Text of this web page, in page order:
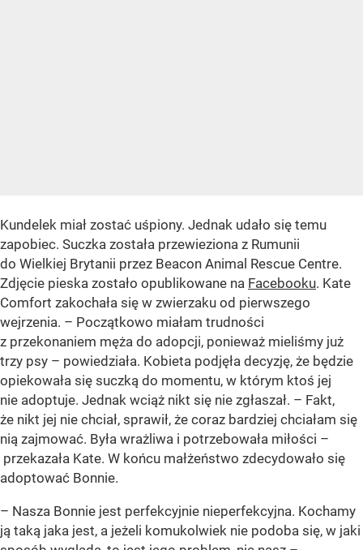
Kundelek miał zostać uśpiony. Jednak udało się temu
zapobiec. Suczka została przewieziona z Rumunii
do Wielkiej Brytanii przez Beacon Animal Rescue Centre.
Zdjęcie pieska zostało opublikowane na Facebooku. Kate
Comfort zakochała się w zwierzaku od pierwszego
wejrzenia. – Początkowo miałam trudności
z przekonaniem męża do adopcji, ponieważ mieliśmy już
trzy psy – powiedziała. Kobieta podjęła decyzję, że będzie
opiekowała się suczką do momentu, w którym ktoś jej
nie adoptuje. Jednak wciąż nikt się nie zgłaszał. – Fakt,
że nikt jej nie chciał, sprawił, że coraz bardziej chciałam się
nią zajmować. Była wrażliwa i potrzebowała miłości –
przekazała Kate. W końcu małżeństwo zdecydowało się
adoptować Bonnie.
– Nasza Bonnie jest perfekcyjnie nieperfekcyjna. Kochamy
ją taką jaka jest, a jeżeli komukolwiek nie podoba się, w jaki